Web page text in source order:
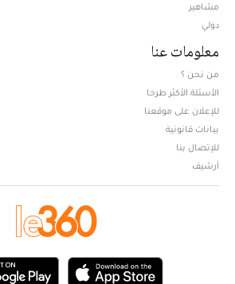
مشاهير
دولي
معلومات عنا
من نحن ؟
الأسئلة الأكثر طرحا
للإعلان على موقعنا
بيانات قانونية
للإتصال بنا
أرشيف